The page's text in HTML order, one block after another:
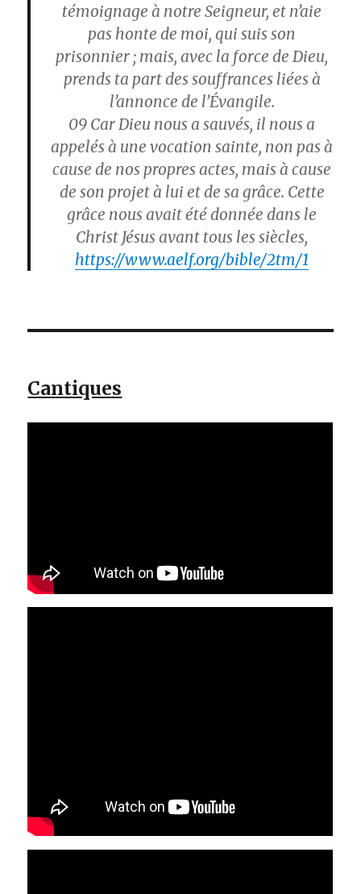
témoignage à notre Seigneur, et n’aie
pas honte de moi, qui suis son
prisonnier ; mais, avec la force de Dieu,
prends ta part des souffrances liées à
l’annonce de l’Évangile.
09 Car Dieu nous a sauvés, il nous a
appelés à une vocation sainte, non pas à
cause de nos propres actes, mais à cause
de son projet à lui et de sa grâce. Cette
grâce nous avait été donnée dans le
Christ Jésus avant tous les siècles,
https://www.aelf.org/bible/2tm/1
Cantiques